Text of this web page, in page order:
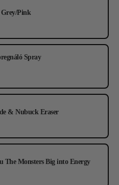
Pink
Spray
& Nubuck Eraser
The Monsters Big into Energy